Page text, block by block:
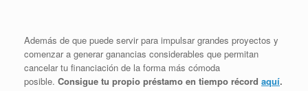
Además de que puede servir para impulsar grandes proyectos y
comenzar a generar ganancias considerables que permitan
cancelar tu financiación de la forma más cómoda
posible. Consigue tu propio préstamo en tiempo récord aquí.